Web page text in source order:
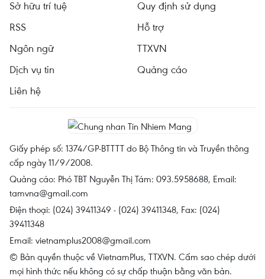
Sở hữu trí tuệ
Quy định sử dụng
RSS
Hỗ trợ
Ngôn ngữ
TTXVN
Dịch vụ tin
Quảng cáo
Liên hệ
Giấy phép số: 1374/GP-BTTTT do Bộ Thông tin và Truyền thông
cấp ngày 11/9/2008.
Quảng cáo: Phó TBT Nguyễn Thị Tám: 093.5958688, Email:
tamvna@gmail.com
Điện thoại: (024) 39411349 - (024) 39411348, Fax: (024)
39411348
Email: vietnamplus2008@gmail.com
© Bản quyền thuộc về VietnamPlus, TTXVN. Cấm sao chép dưới
mọi hình thức nếu không có sự chấp thuận bằng văn bản.